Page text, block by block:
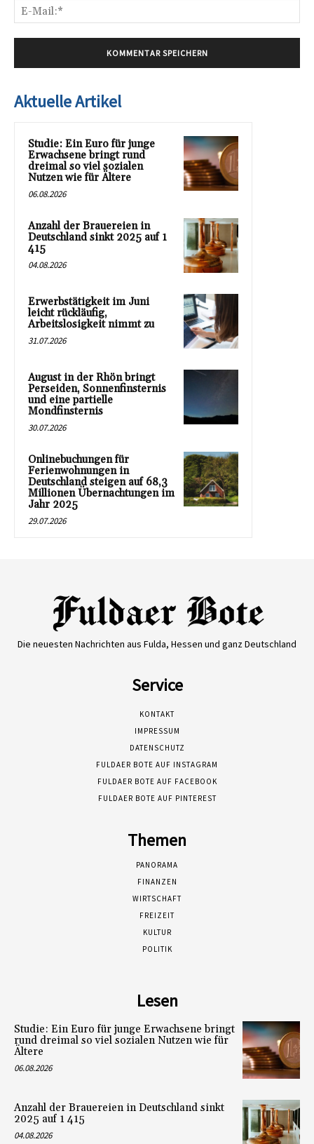
Aktuelle Artikel
Studie: Ein Euro für junge
Erwachsene bringt rund
dreimal so viel sozialen
Nutzen wie für Ältere
06.08.2026
Anzahl der Brauereien in
Deutschland sinkt 2025 auf 1
415
04.08.2026
Erwerbstätigkeit im Juni
leicht rückläufig,
Arbeitslosigkeit nimmt zu
31.07.2026
August in der Rhön bringt
Perseiden, Sonnenfinsternis
und eine partielle
Mondfinsternis
30.07.2026
Onlinebuchungen für
Ferienwohnungen in
Deutschland steigen auf 68,3
Millionen Übernachtungen im
Jahr 2025
29.07.2026
Die neuesten Nachrichten aus Fulda, Hessen und ganz Deutschland
Service
KONTAKT
IMPRESSUM
DATENSCHUTZ
FULDAER BOTE AUF INSTAGRAM
FULDAER BOTE AUF FACEBOOK
FULDAER BOTE AUF PINTEREST
Themen
PANORAMA
FINANZEN
WIRTSCHAFT
FREIZEIT
KULTUR
POLITIK
Lesen
Studie: Ein Euro für junge Erwachsene bringt
rund dreimal so viel sozialen Nutzen wie für
Ältere
06.08.2026
Anzahl der Brauereien in Deutschland sinkt
2025 auf 1 415
04.08.2026